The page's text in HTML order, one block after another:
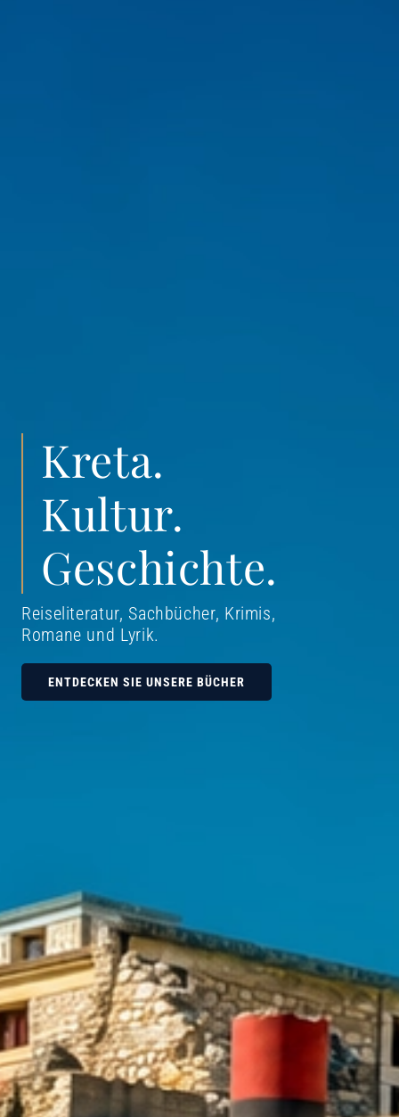
Kreta.
Kultur.
Geschichte.
Reiseliteratur, Sachbücher, Krimis,
Romane und Lyrik.
ENTDECKEN SIE UNSERE BÜCHER